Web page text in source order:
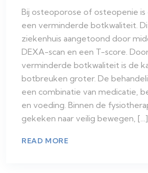
Bij osteoporose of osteopenie is
een verminderde botkwaliteit.
ziekenhuis aangetoond door
DEXA-scan en een T-score.
verminderde botkwaliteit is de
botbreuken groter. De
een combinatie van medicatie,
en voeding. Binnen de
gekeken naar veilig bewegen, […]
READ MORE